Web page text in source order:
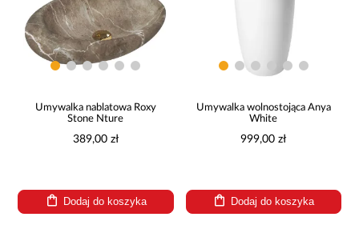
Umywalka nablatowa Roxy
Stone Nture
389,00 zł
Dodaj do koszyka
Umywalka wolnostojąca Anya
White
999,00 zł
Dodaj do koszyka